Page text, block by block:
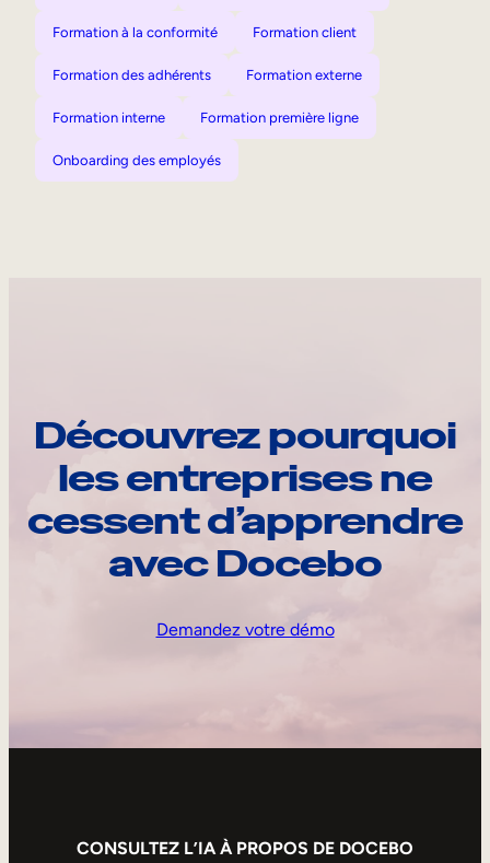
Formation à la conformité Formation client
Formation des adhérents Formation externe
Formation interne Formation première ligne
Onboarding des employés
Découvrez pourquoi
les entreprises ne
cessent d’apprendre
avec Docebo
Demandez votre démo
CONSULTEZ L’IA À PROPOS DE DOCEBO